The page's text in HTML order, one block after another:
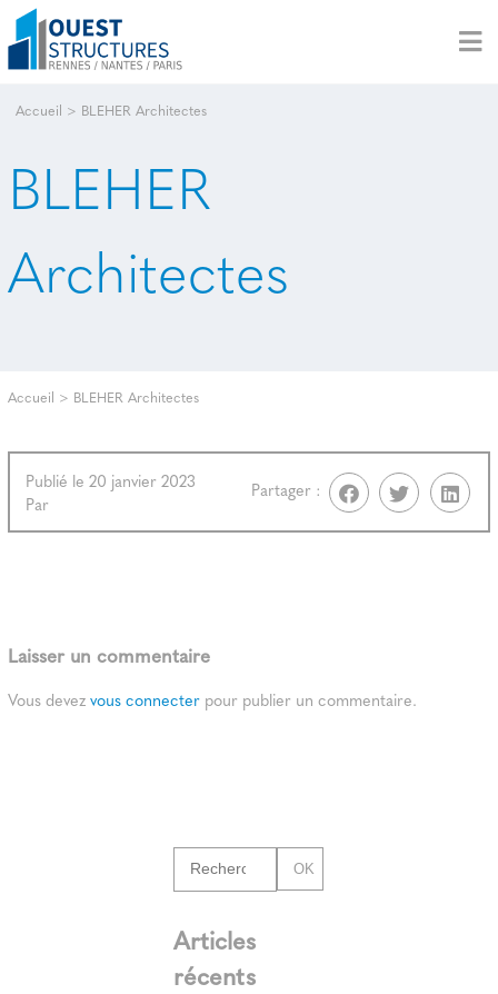
Accueil > BLEHER Architectes
BLEHER
Architectes
Accueil > BLEHER Architectes
Publié le 20 janvier 2023
Par
Partager :
Laisser un commentaire
Vous devezvous connecter pour publier un commentaire.
OK
Articles
récents